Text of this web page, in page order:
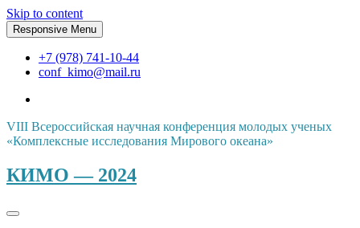
Skip to content
Responsive Menu
+7 (978) 741-10-44
conf_kimo@mail.ru
VIII Всероссийская научная конференция молодых ученых
«Комплексные исследования Мирового океана»
КИМО — 2024